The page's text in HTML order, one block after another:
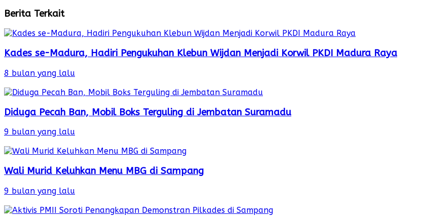
Berita Terkait
Kades se-Madura, Hadiri Pengukuhan Klebun Wijdan Menjadi Korwil PKDI Madura Raya
8 bulan yang lalu
Diduga Pecah Ban, Mobil Boks Terguling di Jembatan Suramadu
9 bulan yang lalu
Wali Murid Keluhkan Menu MBG di Sampang
9 bulan yang lalu